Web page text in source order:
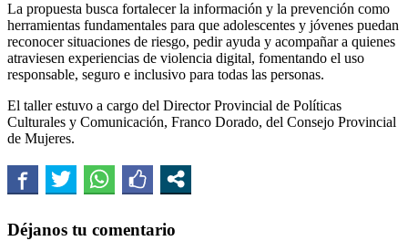
La propuesta busca fortalecer la información y la prevención como
herramientas fundamentales para que adolescentes y jóvenes puedan
reconocer situaciones de riesgo, pedir ayuda y acompañar a quienes
atraviesen experiencias de violencia digital, fomentando el uso
responsable, seguro e inclusivo para todas las personas.
El taller estuvo a cargo del Director Provincial de Políticas
Culturales y Comunicación, Franco Dorado, del Consejo Provincial
de Mujeres.
Déjanos tu comentario